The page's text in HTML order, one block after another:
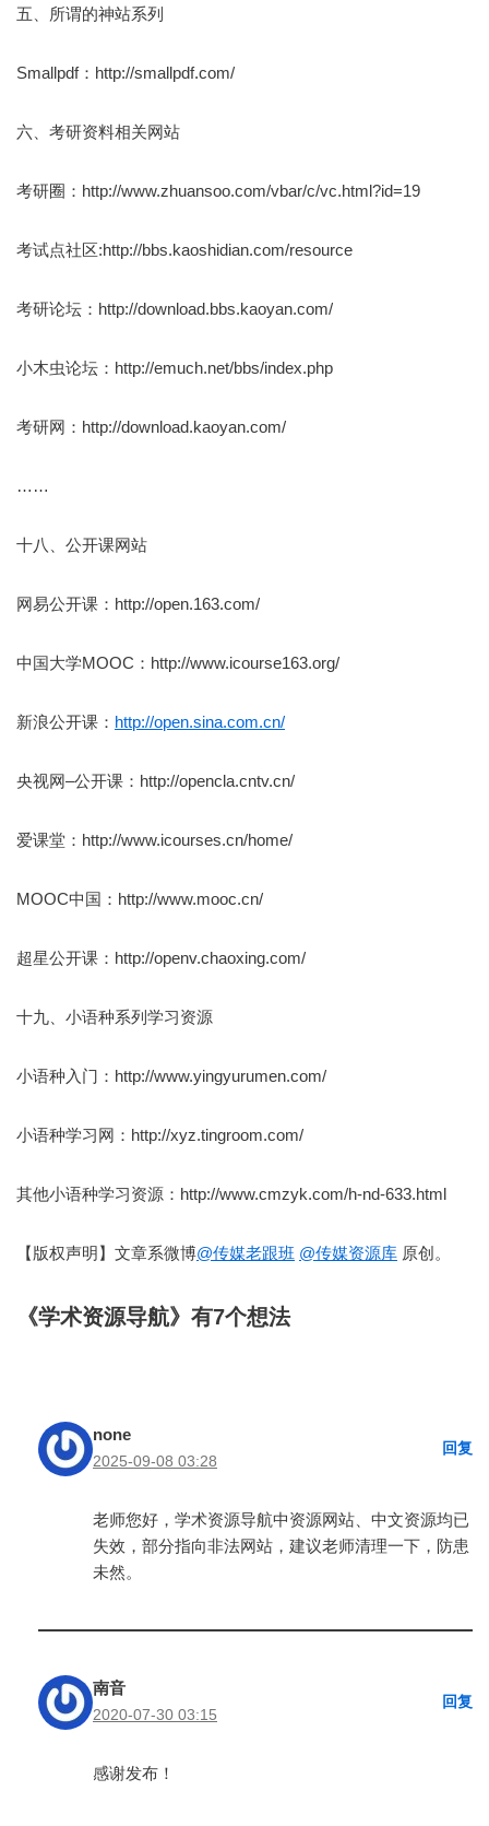
五、所谓的神站系列
Smallpdf：http://smallpdf.com/
六、考研资料相关网站
考研圈：http://www.zhuansoo.com/vbar/c/vc.html?id=19
考试点社区:http://bbs.kaoshidian.com/resource
考研论坛：http://download.bbs.kaoyan.com/
小木虫论坛：http://emuch.net/bbs/index.php
考研网：http://download.kaoyan.com/
……
十八、公开课网站
网易公开课：http://open.163.com/
中国大学MOOC：http://www.icourse163.org/
新浪公开课： http://open.sina.com.cn/
央视网–公开课：http://opencla.cntv.cn/
爱课堂：http://www.icourses.cn/home/
MOOC中国：http://www.mooc.cn/
超星公开课：http://openv.chaoxing.com/
十九、小语种系列学习资源
小语种入门：http://www.yingyurumen.com/
小语种学习网：http://xyz.tingroom.com/
其他小语种学习资源：http://www.cmzyk.com/h-nd-633.html
【版权声明】文章系微博@传媒老跟班 @传媒资源库 原创。
《学术资源导航》有7个想法
none
2025-09-08 03:28
回复
老师您好，学术资源导航中资源网站、中文资源均已
失效，部分指向非法网站，建议老师清理一下，防患
未然。
南音
2020-07-30 03:15
回复
感谢发布！